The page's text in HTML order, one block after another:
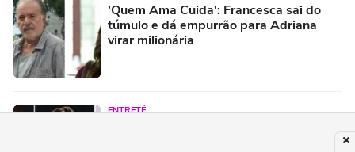
'Quem Ama Cuida': Francesca sai do
túmulo e dá empurrão para Adriana
virar milionária
ENTRETÊ